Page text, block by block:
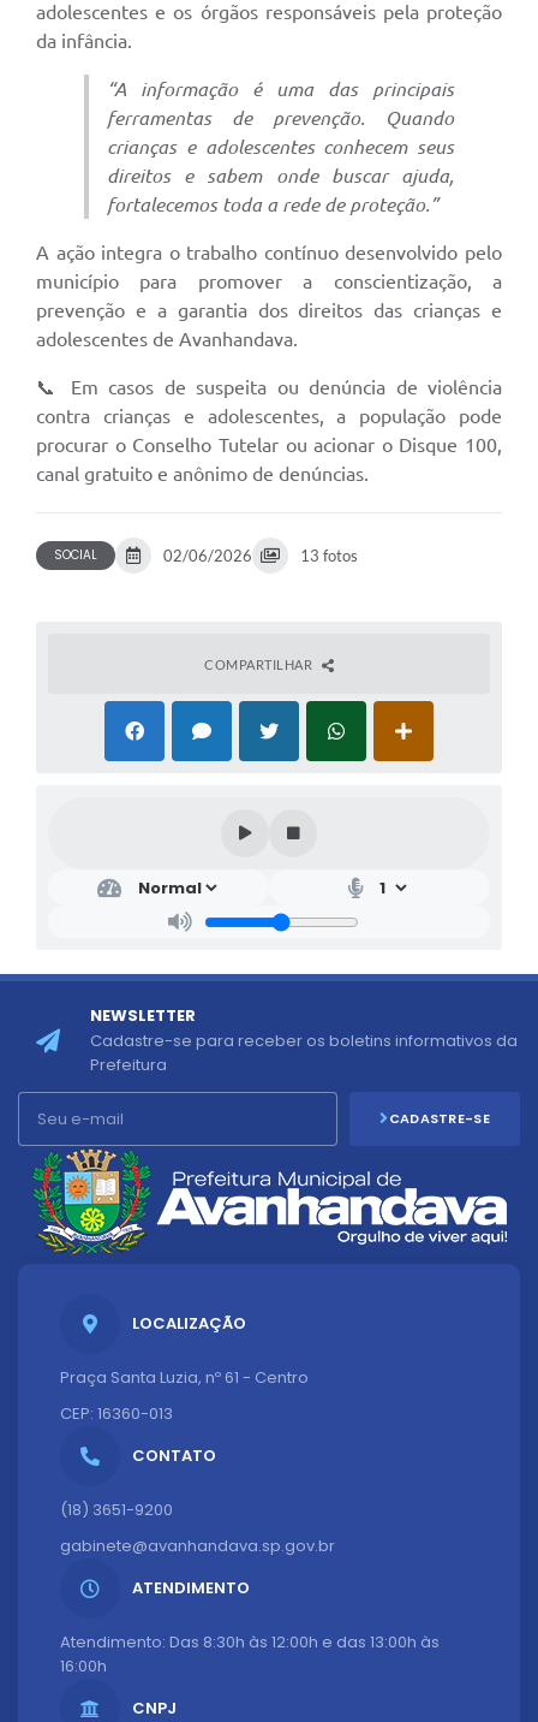
adolescentes e os órgãos responsáveis pela proteção
da infância.
“A informação é uma das principais
ferramentas de prevenção. Quando
crianças e adolescentes conhecem seus
direitos e sabem onde buscar ajuda,
fortalecemos toda a rede de proteção.”
A ação integra o trabalho contínuo desenvolvido pelo
município para promover a conscientização, a
prevenção e a garantia dos direitos das crianças e
adolescentes de Avanhandava.
📞 Em casos de suspeita ou denúncia de violência
contra crianças e adolescentes, a população pode
procurar o Conselho Tutelar ou acionar o Disque 100,
canal gratuito e anônimo de denúncias.
SOCIAL 02/06/2026 13 fotos
COMPARTILHAR
LOCALIZAÇÃO
Praça Santa Luzia, nº 61 - Centro
CEP: 16360-013
CONTATO
(18) 3651-9200
gabinete@avanhandava.sp.gov.br
ATENDIMENTO
Atendimento: Das 8:30h às 12:00h e das 13:00h às
16:00h
CNPJ
NEWSLETTER
Cadastre-se para receber os boletins informativos da
Prefeitura
CADASTRE-SE